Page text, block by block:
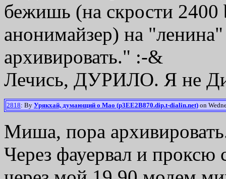
бежишь (на скрости 2400
анонимайзер) на
архивировать." :-&
Лечись, ДУРИЛО. Я не
2818: By Урякхай, думающий о Мао (p3EE2B870.dip.t-dialin.net) on
Миша, пора
Через фауервал и проксю